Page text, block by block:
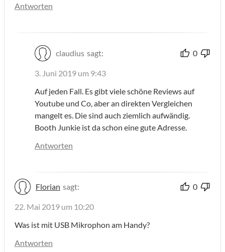
Antworten
claudius sagt: 0
3. Juni 2019 um 9:43
Auf jeden Fall. Es gibt viele schöne Reviews auf
Youtube und Co, aber an direkten Vergleichen
mangelt es. Die sind auch ziemlich aufwändig.
Booth Junkie ist da schon eine gute Adresse.
Antworten
Florian sagt: 0
22. Mai 2019 um 10:20
Was ist mit USB Mikrophon am Handy?
Antworten